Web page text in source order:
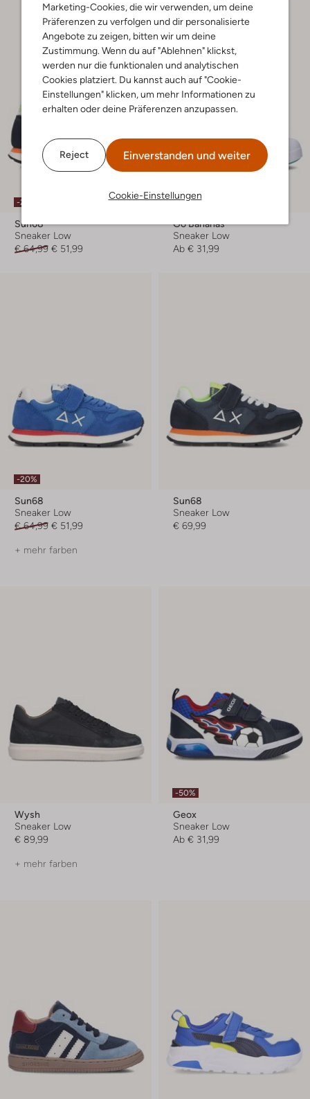
Marketing-Cookies, die wir verwenden, um deine
Präferenzen zu verfolgen und dir personalisierte
Angebote zu zeigen, bitten wir um deine
Zustimmung. Wenn du auf "Ablehnen" klickst,
werden nur die funktionalen und analytischen
Cookies platziert. Du kannst auch auf "Cookie-
Einstellungen" klicken, um mehr Informationen zu
erhalten oder deine Präferenzen anzupassen.
Reject Einverstanden und weiter
Cookie-Einstellungen
-20%
Sun68
Sneaker Low
€ 64,99 € 51,99
-20%
Go Bananas
Sneaker Low
Ab € 31,99
-20%
Sun68
Sneaker Low
€ 64,99 € 51,99
+ mehr farben
Sun68
Sneaker Low
€ 69,99
Wysh
Sneaker Low
€ 89,99
+ mehr farben
-50%
Geox
Sneaker Low
Ab € 31,99